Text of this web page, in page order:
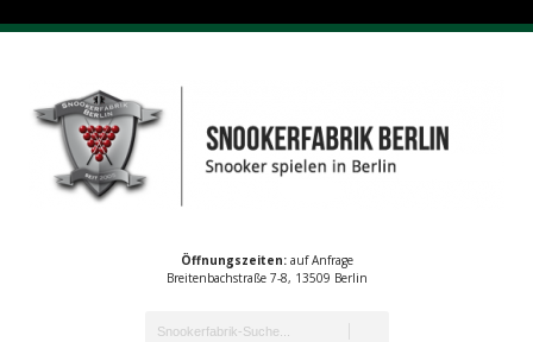
Öffnungszeiten:auf Anfrage
Breitenbachstraße 7-8, 13509 Berlin